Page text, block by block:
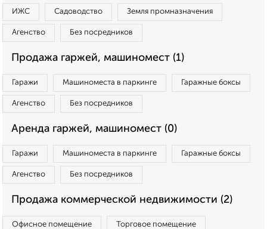
ИЖС Садоводство Земля промназначения
Агенство Без посредников
Продажа гаржей, машиномест (1)
Гаражи Машиноместа в паркинге Гаражные боксы
Агенство Без посредников
Аренда гаржей, машиномест (0)
Гаражи Машиноместа в паркинге Гаражные боксы
Агенство Без посредников
Продажа коммерческой недвижимости (2)
Офисное помещение Торговое помещение